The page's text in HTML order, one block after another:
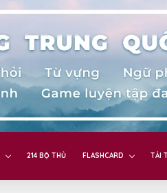
214 BỘ THỦ FLASHCARD TẢI